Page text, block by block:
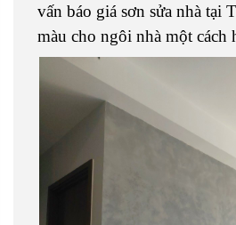
vấn báo giá sơn sửa nhà tại
màu cho ngôi nhà một cách